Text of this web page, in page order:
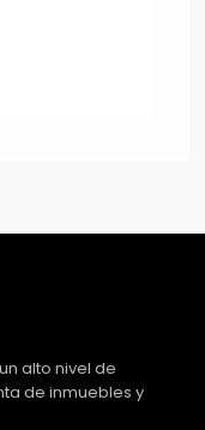
alto nivel de
de inmuebles y